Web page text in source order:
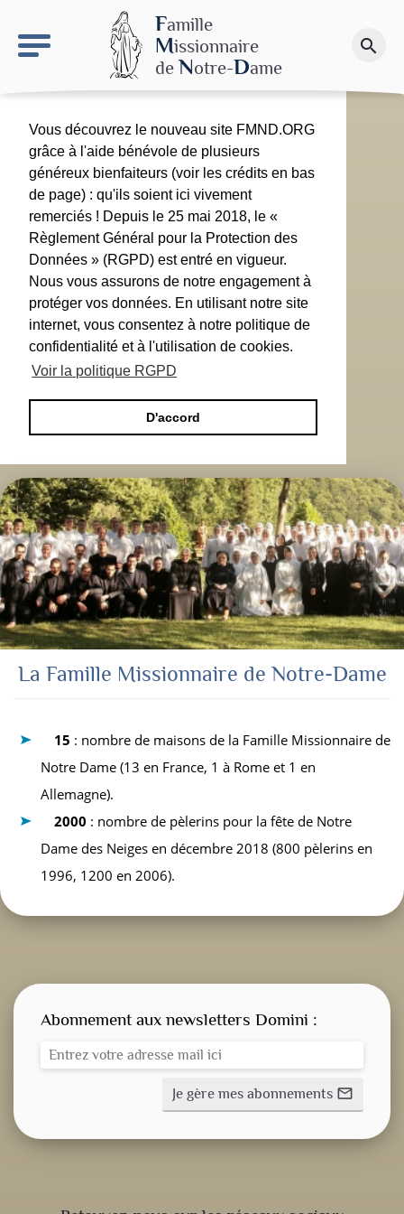
Famille
Missionnaire
de Notre-Dame
search
Faire un don
Vous découvrez le nouveau site FMND.ORG
grâce à l'aide bénévole de plusieurs
généreux bienfaiteurs (voir les crédits en bas
de page) : qu'ils soient ici vivement
remerciés ! Depuis le 25 mai 2018, le «
Règlement Général pour la Protection des
Données » (RGPD) est entré en vigueur.
Nous vous assurons de notre engagement à
protéger vos données. En utilisant notre site
internet, vous consentez à notre politique de
confidentialité et à l'utilisation de cookies.
Voir la politique RGPD
D'accord
La Famille Missionnaire de Notre-Dame
15 : nombre de maisons de la Famille Missionnaire de
Notre Dame (13 en France, 1 à Rome et 1 en
Allemagne).
2000 : nombre de pèlerins pour la fête de Notre
Dame des Neiges en décembre 2018 (800 pèlerins en
1996, 1200 en 2006).
Abonnement aux newsletters Domini :
Je gère mes abonnements mail_outline